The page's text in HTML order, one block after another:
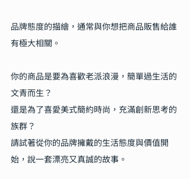
品牌態度的描繪，通常與你想把商品販售給誰
有極大相關。
你的商品是要為喜歡老派浪漫，簡單過生活的
文青而生？
還是為了喜愛美式簡約時尚，充滿創新思考的
族群？
請試著從你的品牌擁戴的生活態度與價值開
始，說一套漂亮又真誠的故事。